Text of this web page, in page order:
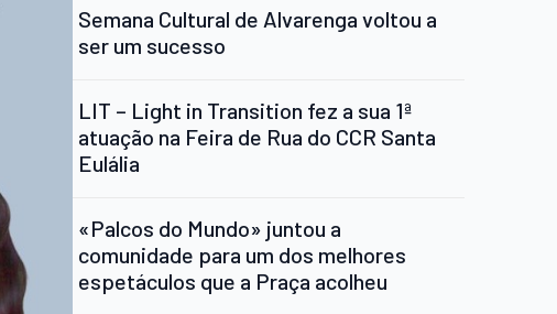
Semana Cultural de Alvarenga voltou a
ser um sucesso
LIT – Light in Transition fez a sua 1ª
atuação na Feira de Rua do CCR Santa
Eulália
«Palcos do Mundo» juntou a
comunidade para um dos melhores
espetáculos que a Praça acolheu